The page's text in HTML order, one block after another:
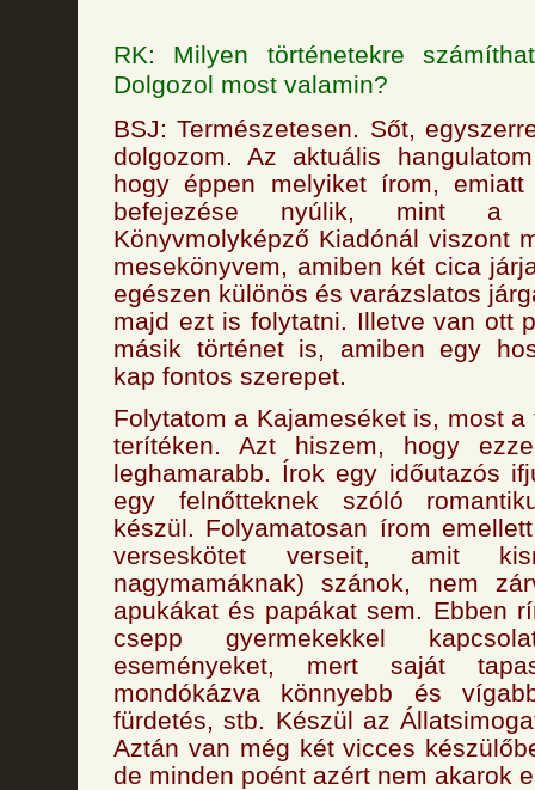
RK: Milyen történetekre
Dolgozol most valamin?
BSJ: Természetesen. Sőt,
dolgozom. Az aktuális
hogy éppen melyiket írom, emiatt
befejezése nyúlik, mint a
Könyvmolyképző Kiadónál viszont
mesekönyvem, amiben két cica
egészen különös és varázslatos
majd ezt is folytatni. Illetve van ott
másik történet is, amiben egy
kap fontos szerepet.
Folytatom a Kajameséket is, most
terítéken. Azt hiszem, hogy
leghamarabb. Írok egy időutazós
egy felnőtteknek szóló
készül. Folyamatosan írom
verseskötet verseit, amit
nagymamáknak) szánok, nem
apukákat és papákat sem. Ebben
csepp gyermekekkel
eseményeket, mert saját
mondókázva könnyebb és
fürdetés, stb. Készül az
Aztán van még két vicces
de minden poént azért nem akarok